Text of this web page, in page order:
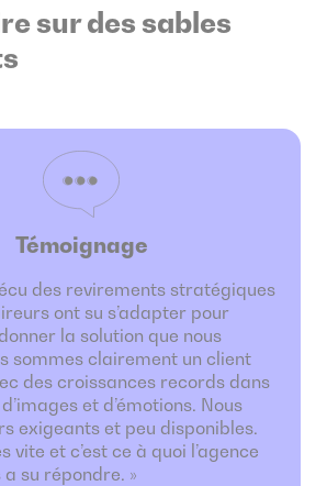
sur des sables
Témoignage
des revirements stratégiques
ont su s’adapter pour
la solution que nous
sommes clairement un client
des croissances records dans
et d’émotions. Nous
exigeants et peu disponibles.
vite et c’est ce à quoi l’agence
su répondre.